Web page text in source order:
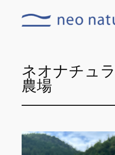
ネオナチュ
農場